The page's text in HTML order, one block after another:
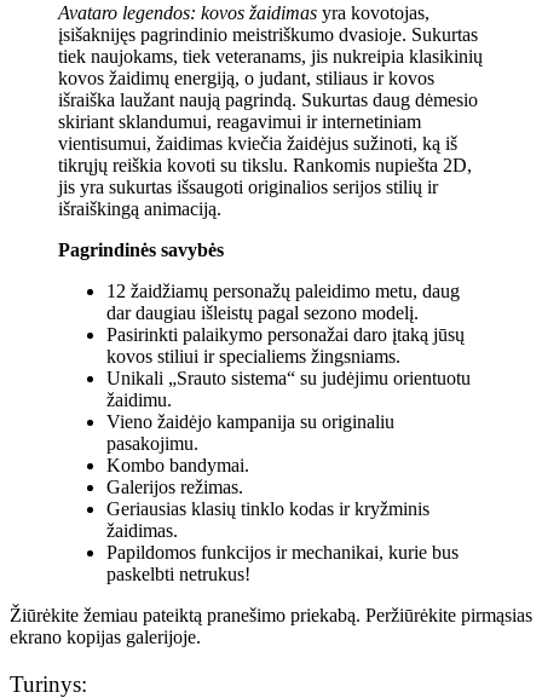
Avataro legendos: kovos žaidimas yra kovotojas,
įsišaknijęs pagrindinio meistriškumo dvasioje. Sukurtas
tiek naujokams, tiek veteranams, jis nukreipia klasikinių
kovos žaidimų energiją, o judant, stiliaus ir kovos
išraiška laužant naują pagrindą. Sukurtas daug dėmesio
skiriant sklandumui, reagavimui ir internetiniam
vientisumui, žaidimas kviečia žaidėjus sužinoti, ką iš
tikrųjų reiškia kovoti su tikslu. Rankomis nupiešta 2D,
jis yra sukurtas išsaugoti originalios serijos stilių ir
išraiškingą animaciją.
Pagrindinės savybės
12 žaidžiamų personažų paleidimo metu, daug
dar daugiau išleistų pagal sezono modelį.
Pasirinkti palaikymo personažai daro įtaką jūsų
kovos stiliui ir specialiems žingsniams.
Unikali „Srauto sistema“ su judėjimu orientuotu
žaidimu.
Vieno žaidėjo kampanija su originaliu
pasakojimu.
Kombo bandymai.
Galerijos režimas.
Geriausias klasių tinklo kodas ir kryžminis
žaidimas.
Papildomos funkcijos ir mechanikai, kurie bus
paskelbti netrukus!
Žiūrėkite žemiau pateiktą pranešimo priekabą. Peržiūrėkite pirmąsias
ekrano kopijas galerijoje.
Turinys: